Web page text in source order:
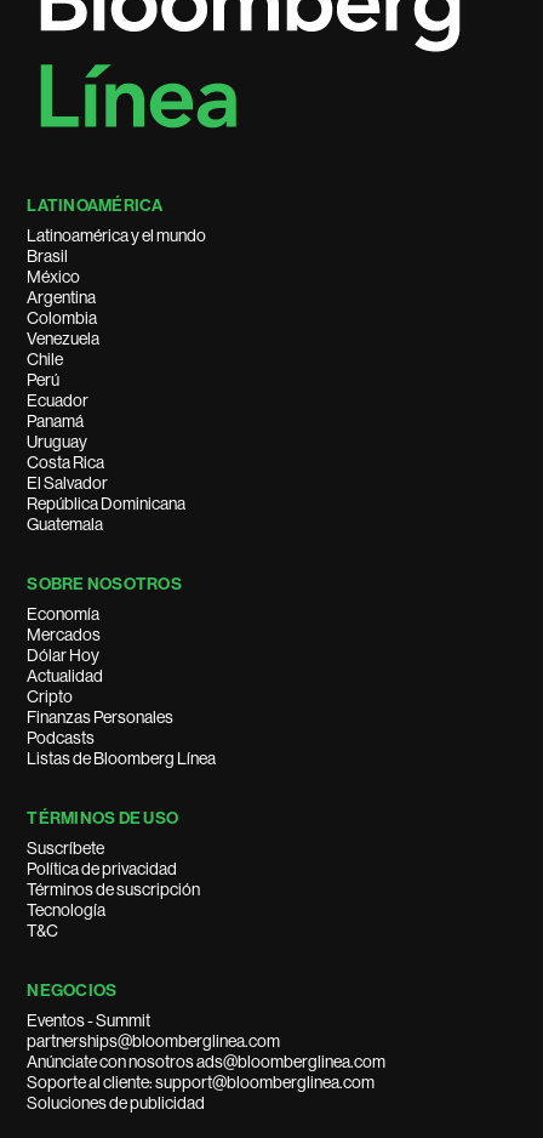
LATINOAMÉRICA
Latinoamérica y el mundo
Brasil
México
Argentina
Colombia
Venezuela
Chile
Perú
Ecuador
Panamá
Uruguay
Costa Rica
El Salvador
República Dominicana
Guatemala
SOBRE NOSOTROS
Economía
Mercados
Dólar Hoy
Actualidad
Cripto
Finanzas Personales
Podcasts
Listas de Bloomberg Línea
TÉRMINOS DE USO
Suscríbete
Política de privacidad
Términos de suscripción
Tecnología
T&C
NEGOCIOS
Eventos - Summit
partnerships@bloomberglinea.com
Anúnciate con nosotros ads@bloomberglinea.com
Soporte al cliente: support@bloomberglinea.com
Soluciones de publicidad